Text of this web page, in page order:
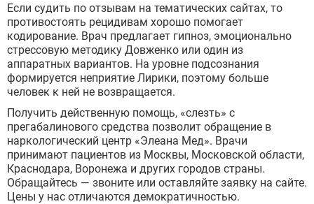
Если судить по отзывам на тематических сайтах, то
противостоять рецидивам хорошо помогает
кодирование. Врач предлагает гипноз, эмоционально
стрессовую методику Довженко или один из
аппаратных вариантов. На уровне подсознания
формируется неприятие Лирики, поэтому больше
человек к ней не возвращается.
Получить действенную помощь, «слезть» с
прегабалинового средства позволит обращение в
наркологический центр «Элеана Мед». Врачи
принимают пациентов из Москвы, Московской области,
Краснодара, Воронежа и других городов страны.
Обращайтесь — звоните или оставляйте заявку на сайте.
Цены у нас отличаются демократичностью.